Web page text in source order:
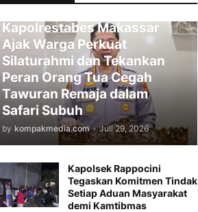
Kapolrestabes Makassar
Ajak Warga Perkuat
Silaturahmi dan Tekankan
Peran Orang Tua Cegah
Tawuran Remaja dalam
Safari Subuh
by kompakmedia.com - Juli 29, 2026
Kapolsek Rappocini
Tegaskan Komitmen Tindak
Setiap Aduan Masyarakat
demi Kamtibmas